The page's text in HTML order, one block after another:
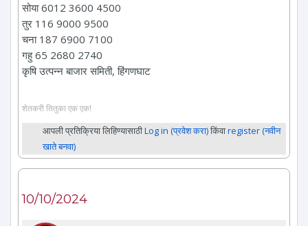
सोया 6012 3600 4500
तुर 116 9000 9500
चना 187 6900 7100
गहु 65 2680 2740
कृषि उत्पन्न बाजार समिती, हिंगणघाट
शेतकरी तितुका एक एक!
आपली प्रतिक्रिया लिहिण्यासाठीLog in (प्रवेश करा)किंवाregister (नवीन
खाते बनवा)
10/10/2024